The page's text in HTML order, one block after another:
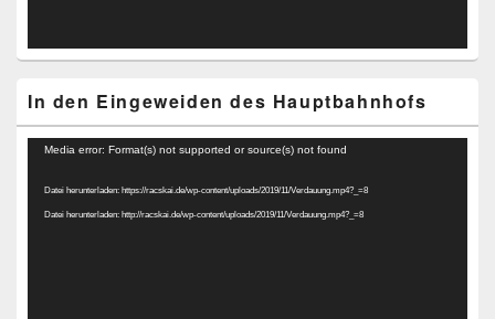
In den Eingeweiden des Hauptbahnhofs
Video-
Media error: Format(s) not supported or source(s) not found
Datei herunterladen: https://racskai.de/wp-content/uploads/2019/11/Verdauung.mp4?_=8
Datei herunterladen: http://racskai.de/wp-content/uploads/2019/11/Verdauung.mp4?_=8